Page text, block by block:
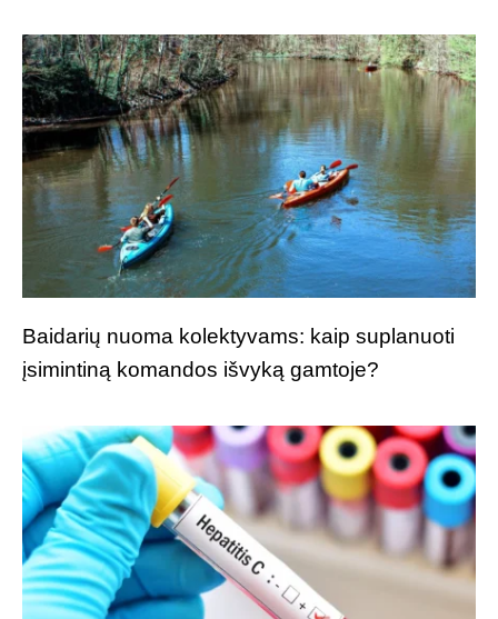
Baidarių nuoma kolektyvams: kaip suplanuoti
įsimintiną komandos išvyką gamtoje?